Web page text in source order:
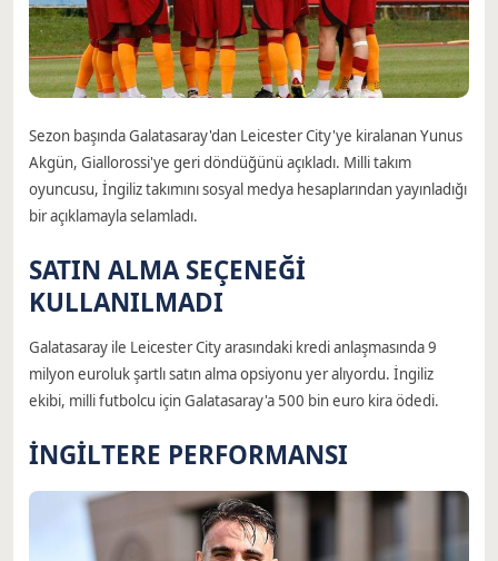
Sezon başında Galatasaray'dan Leicester City'ye kiralanan Yunus
Akgün, Giallorossi'ye geri döndüğünü açıkladı. Milli takım
oyuncusu, İngiliz takımını sosyal medya hesaplarından yayınladığı
bir açıklamayla selamladı.
SATIN ALMA SEÇENEĞİ
KULLANILMADI
Galatasaray ile Leicester City arasındaki kredi anlaşmasında 9
milyon euroluk şartlı satın alma opsiyonu yer alıyordu. İngiliz
ekibi, milli futbolcu için Galatasaray'a 500 bin euro kira ödedi.
İNGİLTERE PERFORMANSI